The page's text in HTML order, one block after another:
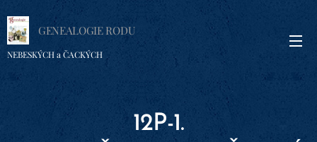
GENEALOGIE RODU
NEBESKÝCH a ČACKÝCH
12P-1.